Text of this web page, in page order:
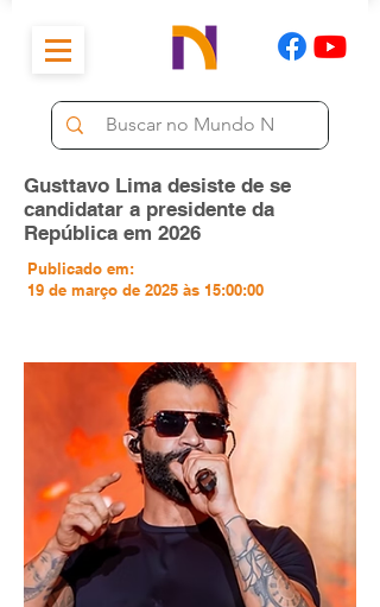
Gusttavo Lima desiste de se
candidatar a presidente da
República em 2026
Publicado em:
19 de março de 2025 às 15:00:00